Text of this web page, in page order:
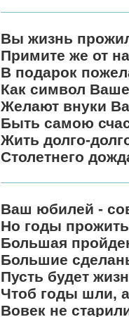
Вы жизнь
Примите же от
В подарок
Как символ
Желают внуки
Быть самою
Жить долго-
Столетнего
Ваш юбилей -
Но годы
Большая
Большие
Пусть будет
Чтоб годы шли,
Вовек не